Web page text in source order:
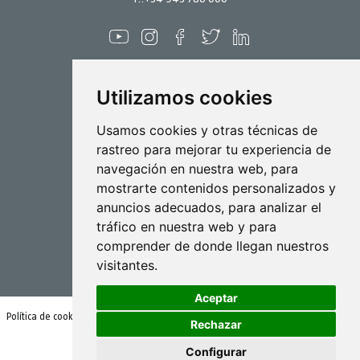
Utilizamos cookies
Usamos cookies y otras técnicas de
rastreo para mejorar tu experiencia de
navegación en nuestra web, para
mostrarte contenidos personalizados y
anuncios adecuados, para analizar el
tráfico en nuestra web y para
comprender de donde llegan nuestros
visitantes.
Aceptar
Rechazar
Configurar
Pulverización
Biotecnología
Industrial
Antigua, 4
20577 Antzuola (Gipuzkoa)
© Goizper Group 2020
Política de cookies Condiciones de uso y política de privacidad